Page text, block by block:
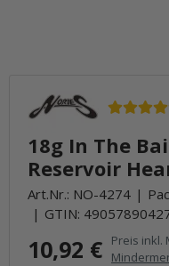
18g In The
Reservoir
Art.Nr.: NO-4274
GTIN:
10,92 € Preis inkl.